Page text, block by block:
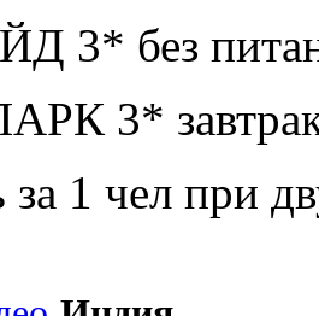
3* без
3*
за 1 чел при